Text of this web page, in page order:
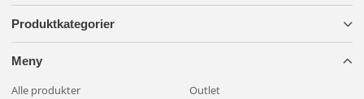
Innhold: 2 ekstra lysbjelker
Fordeler med dette lyssettet:
Produktkategorier
Meny
Alle produkter Outlet